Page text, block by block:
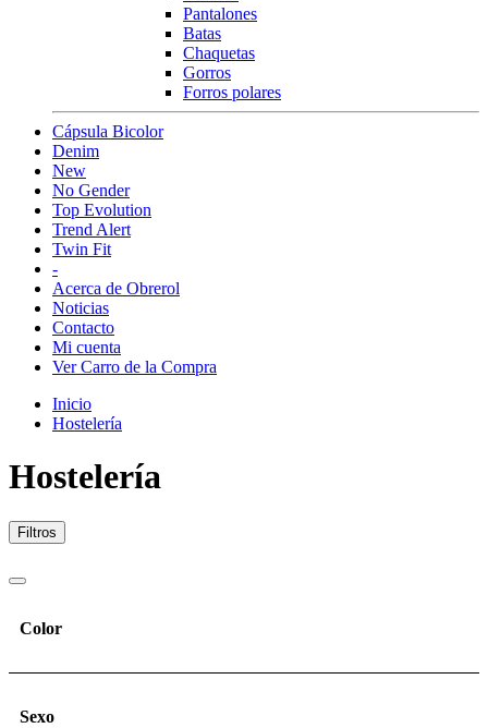
Pantalones
Batas
Chaquetas
Gorros
Forros polares
Cápsula Bicolor
Denim
New
No Gender
Top Evolution
Trend Alert
Twin Fit
-
Acerca de Obrerol
Noticias
Contacto
Mi cuenta
Ver Carro de la Compra
Inicio
Hostelería
Hostelería
Filtros
Color
Sexo